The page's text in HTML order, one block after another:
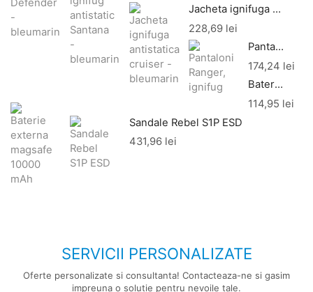
Jacheta ignifuga antistatica cruiser - bleumarin
228,69 lei
Pantaloni Ranger, ignifug
174,24 lei
Baterie externa magsafe 10000 mAh
114,95 lei
Sandale Rebel S1P ESD
431,96 lei
SERVICII PERSONALIZATE
Oferte personalizate si consultanta! Contacteaza-ne si gasim
impreuna o solutie pentru nevoile tale.